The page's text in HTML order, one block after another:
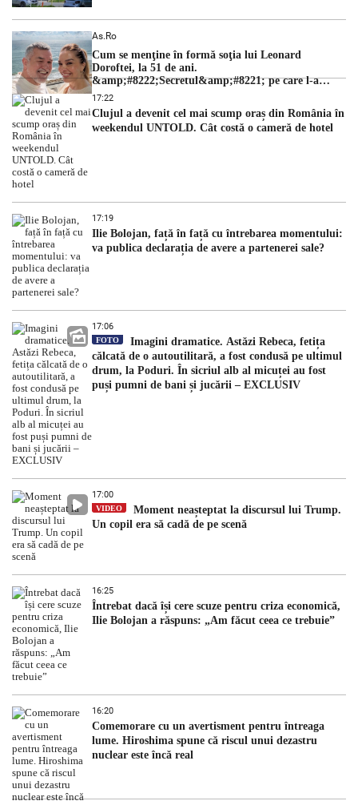
As.ro
Cum se menţine în formă soţia lui Leonard
Doroftei, la 51 de ani.
&amp;#8222;Secretul&amp;#8221; pe care l-a
dezvăluit
17:22
Clujul a devenit cel mai scump oraș din România în
weekendul UNTOLD. Cât costă o cameră de hotel
17:19
Ilie Bolojan, față în față cu întrebarea momentului:
va publica declarația de avere a partenerei sale?
17:06
FOTO
Imagini dramatice. Astăzi Rebeca, fetița
călcată de o autoutilitară, a fost condusă pe ultimul
drum, la Poduri. În sicriul alb al micuței au fost
puși pumni de bani și jucării – EXCLUSIV
17:00
VIDEO
Moment neașteptat la discursul lui Trump.
Un copil era să cadă de pe scenă
16:25
Întrebat dacă își cere scuze pentru criza economică,
Ilie Bolojan a răspuns: „Am făcut ceea ce trebuie”
16:20
Comemorare cu un avertisment pentru întreaga
lume. Hiroshima spune că riscul unui dezastru
nuclear este încă real